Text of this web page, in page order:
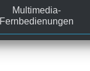
Multimedia-
Fernbedienungen